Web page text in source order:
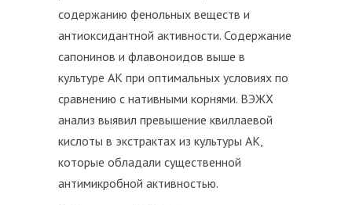
содержанию фенольных веществ и
антиоксидантной активности. Содержание
сапонинов и флавоноидов выше в
культуре АК при оптимальных условиях по
сравнению с нативными корнями. ВЭЖХ
анализ выявил превышение квиллаевой
кислоты в экстрактах из культуры АК,
которые обладали существенной
антимикробной активностью.